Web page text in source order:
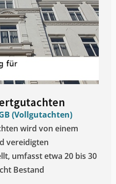
(Vollgutachten)
wird von einem
vereidigten
umfasst etwa 20 bis 30
Bestand